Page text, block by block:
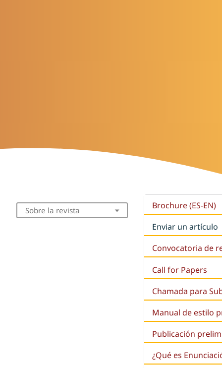
Sobre la revista
Brochure (ES-EN)
Enviar un artículo
Convocatoria de
Call for Papers
Chamada para
Manual de estilo
Publicación
¿Qué es